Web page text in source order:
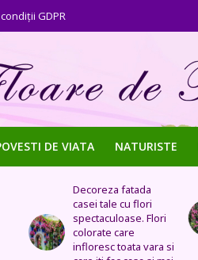
GDPR
DE VIATA NATURISTE
Tufe de trandafiri
extraordinare,
pozitionate in arcade
sau straturi
fantastice